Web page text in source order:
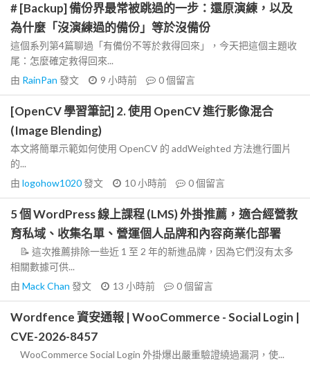
# [Backup] 備份界最常被跳過的一步：還原演練，以及
為什麼「沒演練過的備份」等於沒備份
這個系列第4篇聊過「有備份不等於救得回來」，今天把這個主題收
尾：怎麼確定救得回來...
由 RainPan 發文 9 小時前 0個留言
[OpenCV 學習筆記] 2. 使用 OpenCV 進行影像混合
(Image Blending)
本文將簡單示範如何使用 OpenCV 的 addWeighted 方法進行圖片
的...
由 logohow1020發文 10 小時前 0個留言
5 個 WordPress 線上課程 (LMS) 外掛推薦，適合經營教
育私域、收集名單、營運個人品牌和內容商業化部署
📝 這次推薦排除一些近 1 至 2 年的新進品牌，因為它們沒有太多
相關數據可供...
由 Mack Chan 發文 13 小時前 0個留言
Wordfence 資安通報 | WooCommerce - Social Login |
CVE-2026-8457
WooCommerce Social Login 外掛爆出嚴重驗證繞過漏洞，使...